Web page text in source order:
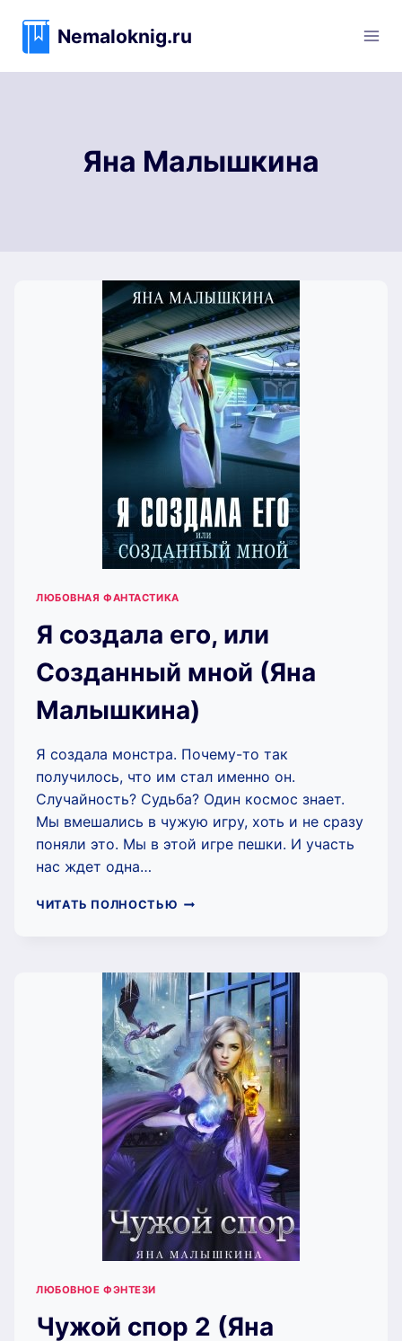
содержимому
Nemaloknig.ru
Яна Малышкина
ЛЮБОВНАЯ ФАНТАСТИКА
Я создала его, или
Созданный мной (Яна
Малышкина)
Я создала монстра. Почему-то так
получилось, что им стал именно он.
Случайность? Судьба? Один космос знает.
Мы вмешались в чужую игру, хоть и не сразу
поняли это. Мы в этой игре пешки. И участь
нас ждет одна…
ЧИТАТЬ ПОЛНОСТЬЮ Я
СОЗДАННЫЙ
МНОЙ
(ЯНА
МАЛЫШКИНА)
ЛЮБОВНОЕ ФЭНТЕЗИ
Чужой спор 2 (Яна